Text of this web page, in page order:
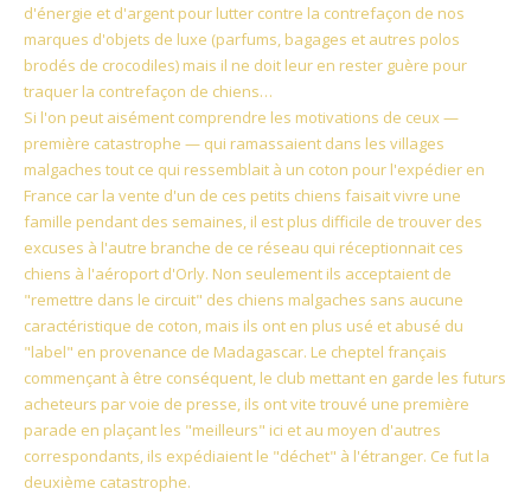
d'énergie et d'argent pour lutter contre la contrefaçon de nos
marques d'objets de luxe (parfums, bagages et autres polos
brodés de crocodiles) mais il ne doit leur en rester guère pour
traquer la contrefaçon de chiens…
Si l'on peut aisément comprendre les motivations de ceux —
première catastrophe — qui ramassaient dans les villages
malgaches tout ce qui ressemblait à un coton pour l'expédier en
France car la vente d'un de ces petits chiens faisait vivre une
famille pendant des semaines, il est plus difficile de trouver des
excuses à l'autre branche de ce réseau qui réceptionnait ces
chiens à l'aéroport d'Orly. Non seulement ils acceptaient de
"remettre dans le circuit" des chiens malgaches sans aucune
caractéristique de coton, mais ils ont en plus usé et abusé du
"label" en provenance de Madagascar. Le cheptel français
commençant à être conséquent, le club mettant en garde les futurs
acheteurs par voie de presse, ils ont vite trouvé une première
parade en plaçant les "meilleurs" ici et au moyen d'autres
correspondants, ils expédiaient le "déchet" à l'étranger. Ce fut la
deuxième catastrophe.